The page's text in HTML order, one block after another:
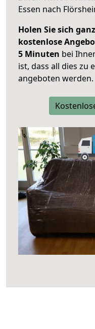
Essen nach
Holen Sie sich
kostenlose
5 Minuten bei
ist, dass all dies zu
angeboten werden.